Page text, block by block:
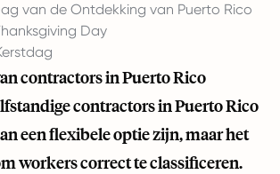
van de Ontdekking van Puerto Rico
Day
contractors in Puerto Rico
contractors in Puerto Rico
een flexibele optie zijn, maar het
workers correct te classificeren.